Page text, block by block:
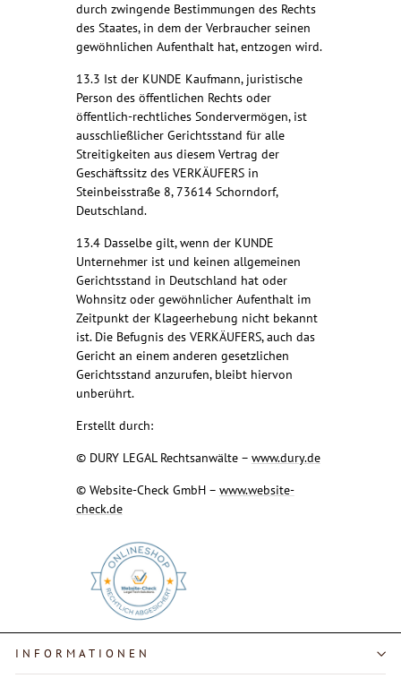
durch zwingende Bestimmungen des Rechts
des Staates, in dem der Verbraucher seinen
gewöhnlichen Aufenthalt hat, entzogen wird.
13.3 Ist der KUNDE Kaufmann, juristische
Person des öffentlichen Rechts oder
öffentlich-rechtliches Sondervermögen, ist
ausschließlicher Gerichtsstand für alle
Streitigkeiten aus diesem Vertrag der
Geschäftssitz des VERKÄUFERS in
Steinbeisstraße 8, 73614 Schorndorf,
Deutschland.
13.4 Dasselbe gilt, wenn der KUNDE
Unternehmer ist und keinen allgemeinen
Gerichtsstand in Deutschland hat oder
Wohnsitz oder gewöhnlicher Aufenthalt im
Zeitpunkt der Klageerhebung nicht bekannt
ist. Die Befugnis des VERKÄUFERS, auch das
Gericht an einem anderen gesetzlichen
Gerichtsstand anzurufen, bleibt hiervon
unberührt.
Erstellt durch:
© DURY LEGAL Rechtsanwälte – www.dury.de
© Website-Check GmbH – www.website-
check.de
INFORMATIONEN